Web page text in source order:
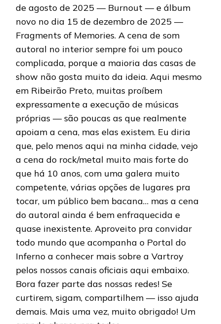
de agosto de 2025 — Burnout — e álbum
novo no dia 15 de dezembro de 2025 —
Fragments of Memories. A cena de som
autoral no interior sempre foi um pouco
complicada, porque a maioria das casas de
show não gosta muito da ideia. Aqui mesmo
em Ribeirão Preto, muitas proíbem
expressamente a execução de músicas
próprias — são poucas as que realmente
apoiam a cena, mas elas existem. Eu diria
que, pelo menos aqui na minha cidade, vejo
a cena do rock/metal muito mais forte do
que há 10 anos, com uma galera muito
competente, várias opções de lugares pra
tocar, um público bem bacana… mas a cena
do autoral ainda é bem enfraquecida e
quase inexistente. Aproveito pra convidar
todo mundo que acompanha o Portal do
Inferno a conhecer mais sobre a Vartroy
pelos nossos canais oficiais aqui embaixo.
Bora fazer parte das nossas redes! Se
curtirem, sigam, compartilhem — isso ajuda
demais. Mais uma vez, muito obrigado! Um